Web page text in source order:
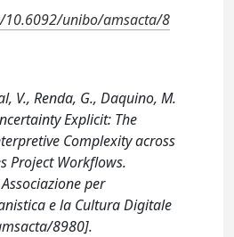
unibo/amsacta/8
V., Renda, G., Daquino, M.
Explicit: The
Complexity across
Project Workflows.
per
e la Cultura Digitale
8980].